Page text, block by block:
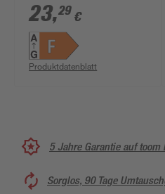
E27 6,5 W 680 lm
warmweiß
23,29 €
Produktdatenblatt
5 Jahre Garantie auf toom
Sorglos, 90 Tage